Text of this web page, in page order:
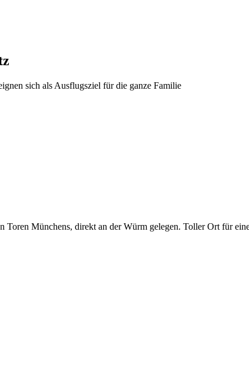
sich als Ausflugsziel für die ganze Familie
Toren Münchens, direkt an der Würm gelegen. Toller Ort für